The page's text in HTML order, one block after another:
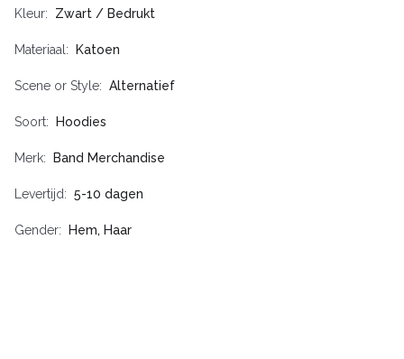
Kleur Zwart / Bedrukt
Materiaal Katoen
Scene or Style Alternatief
Soort Hoodies
Merk Band Merchandise
Levertijd 5-10 dagen
Gender Hem, Haar